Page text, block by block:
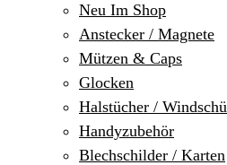
Neu Im Shop
Anstecker / Magnete
Mützen & Caps
Glocken
Halstücher /
Handyzubehör
Blechschilder / Karten